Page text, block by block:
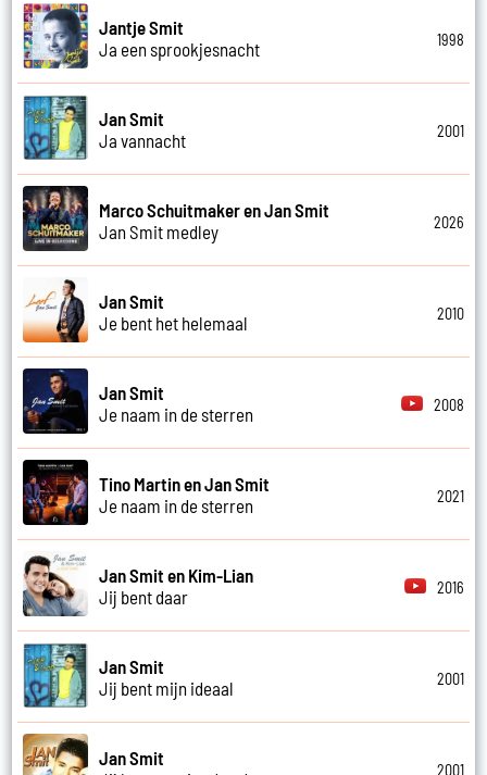
Jantje Smit
Ja een sprookjesnacht
1998
Jan Smit
Ja vannacht
2001
Marco Schuitmaker en Jan Smit
Jan Smit medley
2026
Jan Smit
Je bent het helemaal
2010
Jan Smit
Je naam in de sterren
2008
Tino Martin en Jan Smit
Je naam in de sterren
2021
Jan Smit en Kim-Lian
Jij bent daar
2016
Jan Smit
Jij bent mijn ideaal
2001
Jan Smit
2001